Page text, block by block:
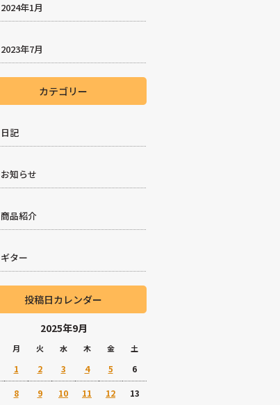
2024年1月
2023年7月
カテゴリー
日記
お知らせ
商品紹介
ギター
投稿日カレンダー
2025年9月
月 火 水 木 金 土
1 2 3 4 5 6
8 9 10 11 12 13